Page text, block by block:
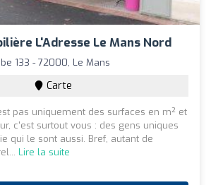
L'Adresse Le Mans Nord
133 - 72000, Le Mans
Carte
pas uniquement des surfaces en m² et
c'est surtout vous : des gens uniques
qui le sont aussi. Bref, autant de
Lire la suite